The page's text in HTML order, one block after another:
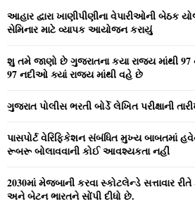
o
r
આહાર દ્વારા ખાણીપીણીના વેપારીઓની બેઠક
સેમિનાર માટે વ્યાપક આયોજન કરાયું
શુ તમે જાણો છે ગુજરાતના કયા રાજ્ય માંથી
97 નદીઓ ક્યાં રાજ્ય માંથી વહે છે
ગુજરાત પોલીસ ભરતી બોર્ડે લેખિત પરીક્ષાની
પાસપોર્ટ વેરિફિકેશન સંબંધિત મુખ્ય બાબતમાં
રૂબરૂ બોલાવવાની કોઈ આવશ્યકતા નહીં
2030માં મેજબાની કરવા સ્કોટલેન્ડે સત્તાવાર
અને બેટન ભારતને સોંપી દીધો છે.